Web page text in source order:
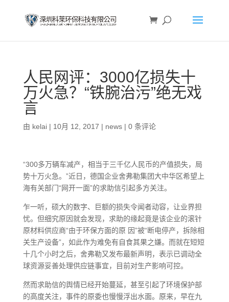
人民网评：3000亿损失十
万火急？“铁腕治污”绝无戏
言
由 kelai| 10月 12, 2017 | news| 0 条评论
“300多万辆车减产，相当于三千亿人民币的产值损失，局
势十万火急。”近日，德国企业舍弗勒集团大中华区希望上
海有关部门“网开一面”的求助信引起多方关注。
乍一听，硕大的数字、巨额的损失令闻者动容，让业界担
忧。但细究原因就会发现，求助的缘起竟是该企业的滚针
原材料供应商“由于环保方面的原 因”被“断电停产，拆除相
关生产设备”，如此作为难免有自食其果之嫌。而就在短短
十几个小时之后，舍弗勒又发布最新声明，表示已调动全
球资源妥善处理供应链事宜，目前对生产影响可控。
然而求助信的舆情已经开始蔓延，甚至引起了环境保护部
的高度关注，事件的原委也慢慢浮出水面。原来，早在九